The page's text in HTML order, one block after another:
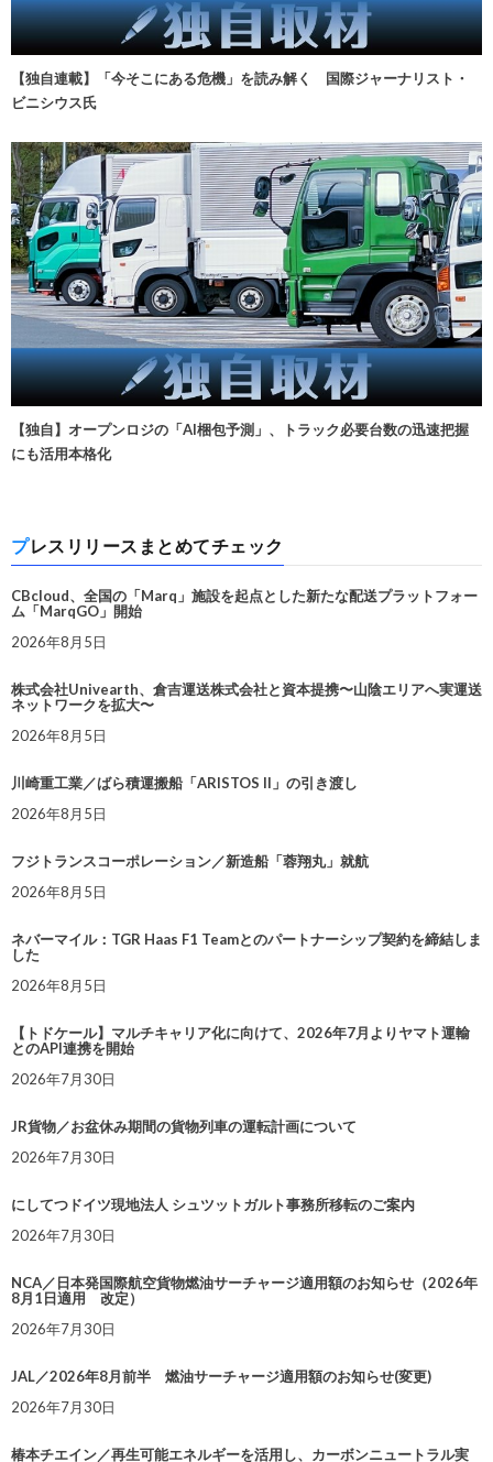
【独自連載】「今そこにある危機」を読み解く 国際ジャーナリスト・
ビニシウス氏
【独自】オープンロジの「AI梱包予測」、トラック必要台数の迅速把握
にも活用本格化
プレスリリースまとめてチェック
CBcloud、全国の「Marq」施設を起点とした新たな配送プラットフォー
ム「MarqGO」開始
2026年8月5日
株式会社Univearth、倉吉運送株式会社と資本提携〜山陰エリアへ実運送
ネットワークを拡大〜
2026年8月5日
川崎重工業／ばら積運搬船「ARISTOS II」の引き渡し
2026年8月5日
フジトランスコーポレーション／新造船「蓉翔丸」就航
2026年8月5日
ネバーマイル：TGR Haas F1 Teamとのパートナーシップ契約を締結しま
した
2026年8月5日
【トドケール】マルチキャリア化に向けて、2026年7月よりヤマト運輸
とのAPI連携を開始
2026年7月30日
JR貨物／お盆休み期間の貨物列車の運転計画について
2026年7月30日
にしてつドイツ現地法人 シュツットガルト事務所移転のご案内
2026年7月30日
NCA／日本発国際航空貨物燃油サーチャージ適用額のお知らせ（2026年
8月1日適用 改定）
2026年7月30日
JAL／2026年8月前半 燃油サーチャージ適用額のお知らせ(変更)
2026年7月30日
椿本チエイン／再生可能エネルギーを活用し、カーボンニュートラル実